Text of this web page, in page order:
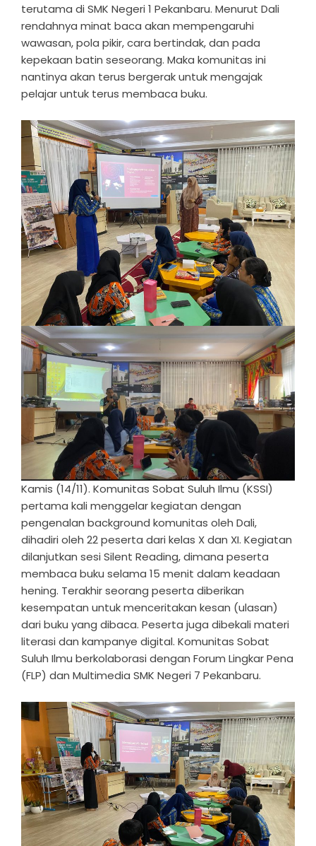
terutama di SMK Negeri 1 Pekanbaru. Menurut Dali
rendahnya minat baca akan mempengaruhi
wawasan, pola pikir, cara bertindak, dan pada
kepekaan batin seseorang. Maka komunitas ini
nantinya akan terus bergerak untuk mengajak
pelajar untuk terus membaca buku.
Kamis (14/11). Komunitas Sobat Suluh Ilmu (KSSI)
pertama kali menggelar kegiatan dengan
pengenalan background komunitas oleh Dali,
dihadiri oleh 22 peserta dari kelas X dan XI. Kegiatan
dilanjutkan sesi Silent Reading, dimana peserta
membaca buku selama 15 menit dalam keadaan
hening. Terakhir seorang peserta diberikan
kesempatan untuk menceritakan kesan (ulasan)
dari buku yang dibaca. Peserta juga dibekali materi
literasi dan kampanye digital. Komunitas Sobat
Suluh Ilmu berkolaborasi dengan Forum Lingkar Pena
(FLP) dan Multimedia SMK Negeri 7 Pekanbaru.